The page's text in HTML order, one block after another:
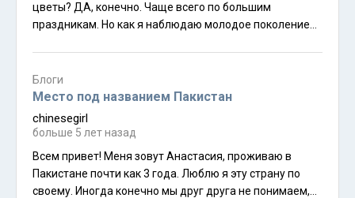
цветы? ДА, конечно. Чаще всего по большим
праздникам. Но как я наблюдаю молодое поколение
Инстаграм несколько страничек, где предлагают
почти евро стиль букеты. Но опять же просто за
бешенные деньги . Небольшая корзинка мне как-то
обошлас в 50$USD
Блоги
Место под названием Пакистан
chinesegirl
больше 5 лет назад
Всем привет! Меня зовут Анастасия, проживаю в
Пакистане почти как 3 года. Люблю я эту страну по
своему. Иногда конечно мы друг друга не понимаем,